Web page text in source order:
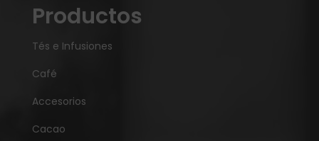
Productos
Tés e Infusiones
Café
Accesorios
Cacao